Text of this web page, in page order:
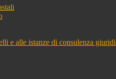
e alle istanze di consulenza